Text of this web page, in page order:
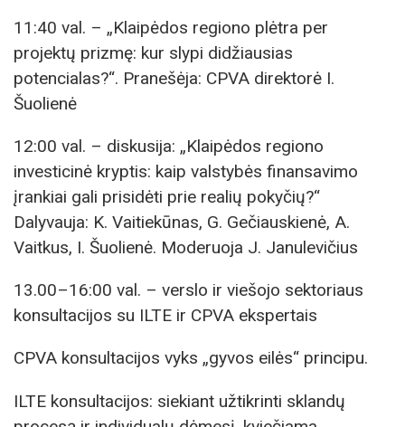
11:40 val. – „Klaipėdos regiono plėtra per
projektų prizmę: kur slypi didžiausias
potencialas?“. Pranešėja: CPVA direktorė I.
Šuolienė
12:00 val. – diskusija: „Klaipėdos regiono
investicinė kryptis: kaip valstybės finansavimo
įrankiai gali prisidėti prie realių pokyčių?“
Dalyvauja: K. Vaitiekūnas, G. Gečiauskienė, A.
Vaitkus, I. Šuolienė. Moderuoja J. Janulevičius
13.00–16:00 val. – verslo ir viešojo sektoriaus
konsultacijos su ILTE ir CPVA ekspertais
CPVA konsultacijos vyks „gyvos eilės“ principu.
ILTE konsultacijos: siekiant užtikrinti sklandų